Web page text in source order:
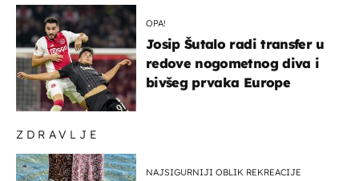
ZDRAVLJE
NAJSIGURNIJI OBLIK REKREACIJE
OPA!
Josip Šutalo radi transfer u
redove nogometnog diva i
bivšeg prvaka Europe